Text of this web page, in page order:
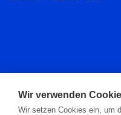
Zahlungsarten
Wir verwenden
Wir setzen Cookies ein, um